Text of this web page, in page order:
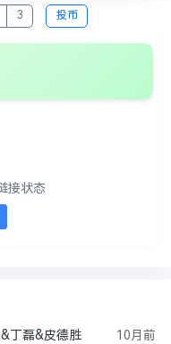
3 投币
接状态
丁磊&皮德胜
10月前